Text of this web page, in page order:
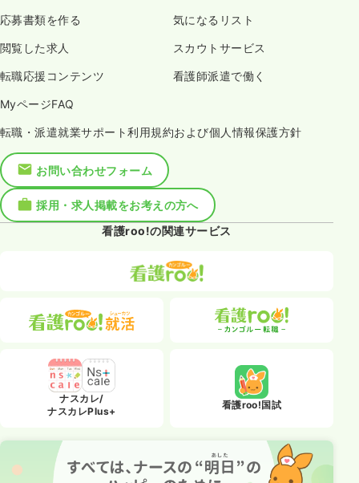
応募書類を作る 気になるリスト
閲覧した求人 スカウトサービス
転職応援コンテンツ 看護師派遣で働く
MyページFAQ
転職・派遣就業サポート利用規約および個人情報保護方針
お問い合わせフォーム
採用・求人掲載をお考えの方へ
看護roo!の関連サービス
ナスカレ/
ナスカレPlus+
看護roo!国試